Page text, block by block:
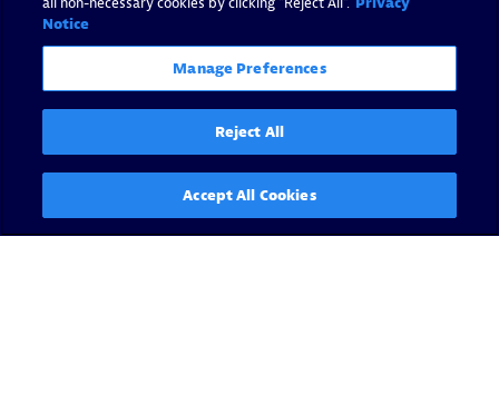
2025 Gartner® Peer Insights™
Voice of the Customer for
Observability Platforms
Notice
Manage Preferences
Reject All
Accept All Cookies